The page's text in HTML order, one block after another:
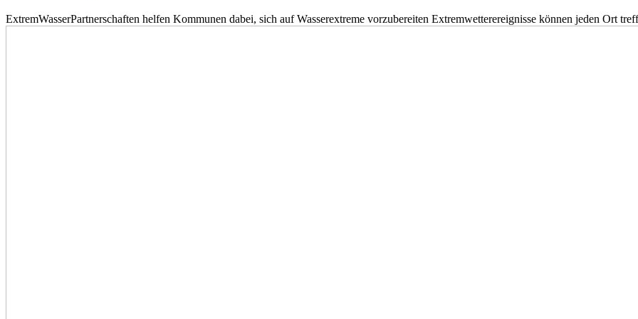
ExtremWasserPartnerschaften helfen Kommunen dabei, sich auf Wasserextreme vorzubereiten Extremwetterereignisse können jeden Ort